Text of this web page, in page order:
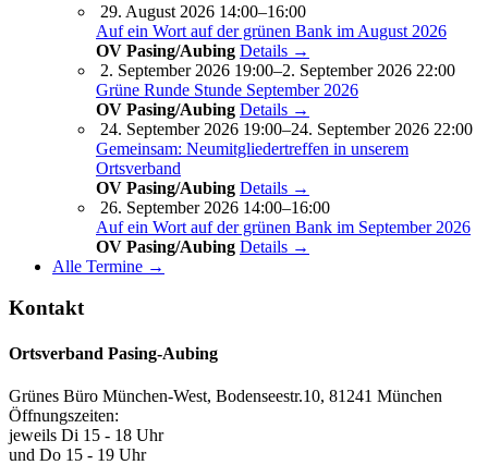
29. August 2026 14:00–16:00
Auf ein Wort auf der grünen Bank im August 2026
OV Pasing/Aubing Details →
2. September 2026 19:00–2. September 2026 22:00
Grüne Runde Stunde September 2026
OV Pasing/Aubing Details →
24. September 2026 19:00–24. September 2026 22:00
Gemeinsam: Neumitgliedertreffen in unserem
Ortsverband
OV Pasing/Aubing Details →
26. September 2026 14:00–16:00
Auf ein Wort auf der grünen Bank im September 2026
OV Pasing/Aubing Details →
Alle Termine →
Kontakt
Ortsverband Pasing-Aubing
Grünes Büro München-West, Bodenseestr.10, 81241 München
Öffnungszeiten:
jeweils Di 15 - 18 Uhr
und Do 15 - 19 Uhr